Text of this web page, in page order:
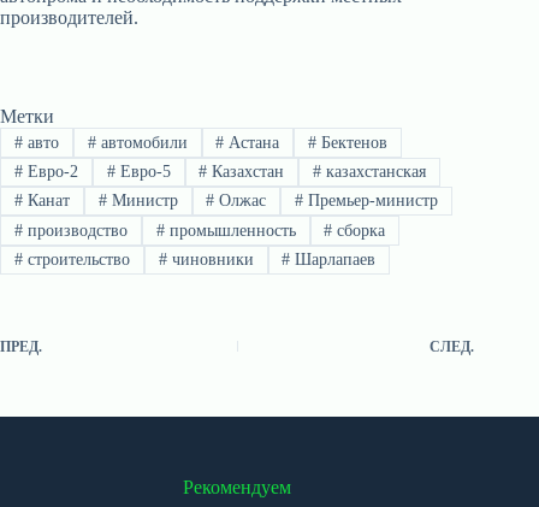
производителей.
Метки
#авто #автомобили # Астана # Бектенов
#Евро-2 #Евро-5 # Казахстан # казахстанская
#Канат #Министр # Олжас # Премьер-министр
#производство #промышленность # сборка
#строительство #чиновники # Шарлапаев
ПРЕД. СЛЕД.
Рекомендуем